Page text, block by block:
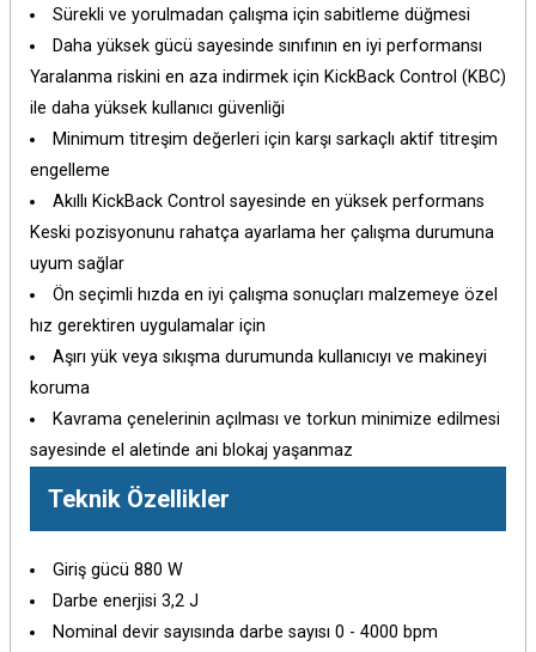
Sürekli ve yorulmadan çalışma için sabitleme düğmesi
Daha yüksek gücü sayesinde sınıfının en iyi performansı
Yaralanma riskini en aza indirmek için KickBack Control (KBC)
ile daha yüksek kullanıcı güvenliği
Minimum titreşim değerleri için karşı sarkaçlı aktif titreşim
engelleme
Akıllı KickBack Control sayesinde en yüksek performans
Keski pozisyonunu rahatça ayarlama her çalışma durumuna
uyum sağlar
Ön seçimli hızda en iyi çalışma sonuçları malzemeye özel
hız gerektiren uygulamalar için
Aşırı yük veya sıkışma durumunda kullanıcıyı ve makineyi
koruma
Kavrama çenelerinin açılması ve torkun minimize edilmesi
sayesinde el aletinde ani blokaj yaşanmaz
Teknik Özellikler
Giriş gücü 880 W
Darbe enerjisi 3,2 J
Nominal devir sayısında darbe sayısı 0 - 4000 bpm